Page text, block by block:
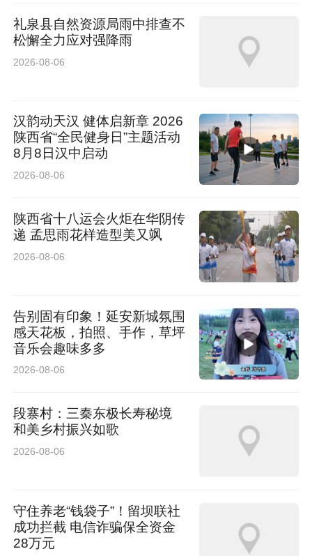
礼泉县自然资源局雨中排查不
松懈全力应对强降雨
2026-08-06
汉韵动天汉 健体启新章 2026
陕西省“全民健身日”主题活动
8月8日汉中启动
2026-08-06
陕西省十八运会火炬在华阴传
递 孟思雨花样造型美又飒
2026-08-06
告别固有印象！延安新城氛围
感天花板，拍照、手作，草坪
音乐会趣味多多
2026-08-06
段寨村：三秦东极长寿秘境
和美乡村振兴如歌
2026-08-06
守住养老“钱袋子”！留坝联社
成功拦截 电信诈骗保全资金
28万元